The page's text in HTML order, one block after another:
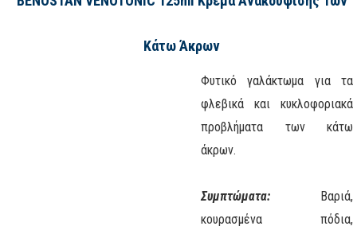
Κάτω Άκρων
Φυτικό γαλάκτωμα για τα
φλεβικά και κυκλοφοριακά
προβλήματα των κάτω
άκρων.
Συμπτώματα: Βαριά,
κουρασμένα πόδια,